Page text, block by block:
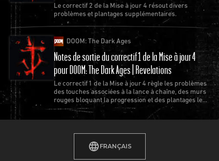
Le correctif 2 de la Mise à jour 4 résout divers
problèmes et plantages supplémentaires.
DOOM: The Dark Ages
Notes de sortie du correctif 1 de la Mise à jour 4
pour DOOM: The Dark Ages | Revelations
Le correctif 1 de la Mise à jour 4 règle les problèmes
des touches associées à la lance à chaîne, des murs
rouges bloquant la progression et des plantages les
plus récurrents.
FRANÇAIS